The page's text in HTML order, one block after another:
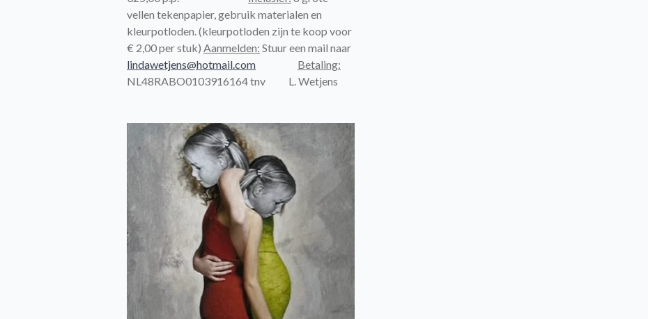
vellen tekenpapier, gebruik materialen en
kleurpotloden.(kleurpotloden zijn te koop voor
€ 2,00 per stuk) Aanmelden: Stuur een mail naar
lindawetjens@hotmail.com
Betaling:
NL48RABO0103916164 tnv L. Wetjens